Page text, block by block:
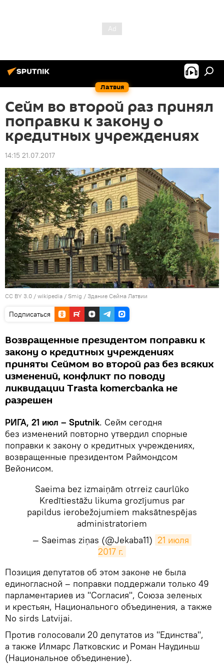
Латвия
Сейм во второй раз принял
поправки к закону о
кредитных учреждениях
14:15 21.07.2017
CC BY 3.0 / wikipedia / Smig / Здание Сейма Латвии
Подписаться
Возвращенные президентом поправки к
закону о кредитных учреждениях
приняты Сеймом во второй раз без всяких
изменений, конфликт по поводу
ликвидации Trasta komercbanka не
разрешен
РИГА, 21 июл – Sputnik. Сейм сегодня
без изменений повторно утвердил спорные
поправки к закону о кредитных учреждениях,
возвращенные президентом Раймондсом
Вейонисом.
Saeima bez izmaiņām otrreiz caurlūko
Kredītiestāžu likuma grozījumus par
papildus ierobežojumiem maksātnespējas
administratoriem
— Saeimas ziņas (@Jekaba11) 21 июля
2017 г.
​Позиция депутатов об этом законе не была
единогласной – поправки поддержали только 49
парламентариев из "Согласия", Союза зеленых
и крестьян, Национального объединения, а также
No sirds Latvijai.
Против голосовали 20 депутатов из "Единства",
а также Илмарс Латковскис и Роман Наудиньш
(Национальное объединение).